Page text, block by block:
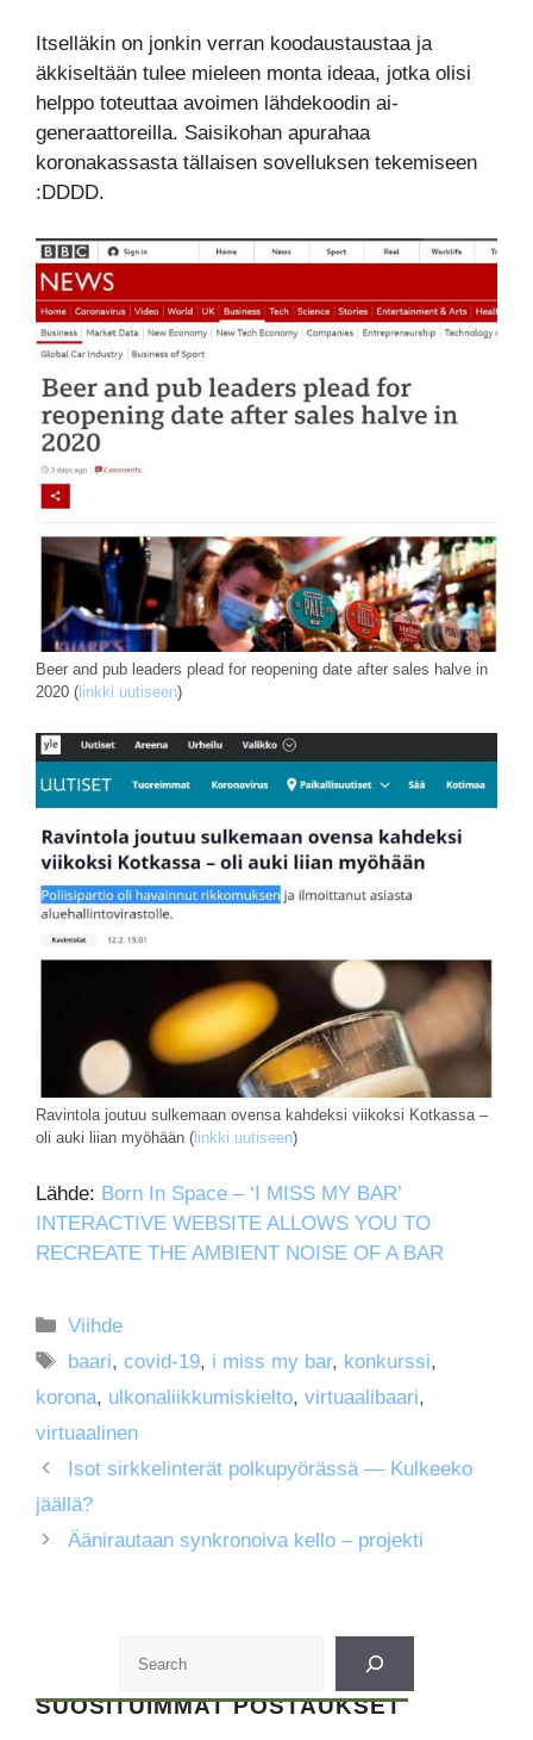
Itselläkin on jonkin verran koodaustaustaa ja
äkkiseltään tulee mieleen monta ideaa, jotka olisi
helppo toteuttaa avoimen lähdekoodin ai-
generaattoreilla. Saisikohan apurahaa
koronakassasta tällaisen sovelluksen tekemiseen
:DDDD.
Beer and pub leaders plead for reopening date after sales halve in
2020 (linkki uutiseen)
Ravintola joutuu sulkemaan ovensa kahdeksi viikoksi Kotkassa –
oli auki liian myöhään ( linkki uutiseen)
Lähde: Born In Space – ‘I MISS MY BAR’
INTERACTIVE WEBSITE ALLOWS YOU TO
RECREATE THE AMBIENT NOISE OF A BAR
Kategoriat
Viihde
Avainsanat
baari,covid-19, i miss my bar, konkurssi,
korona, ulkonaliikkumiskielto, virtuaalibaari,
virtuaalinen
Isot sirkkelinterät polkupyörässä — Kulkeeko
jäällä?
Äänirautaan synkronoiva kello – projekti
SUOSITUIMMAT POSTAUKSET